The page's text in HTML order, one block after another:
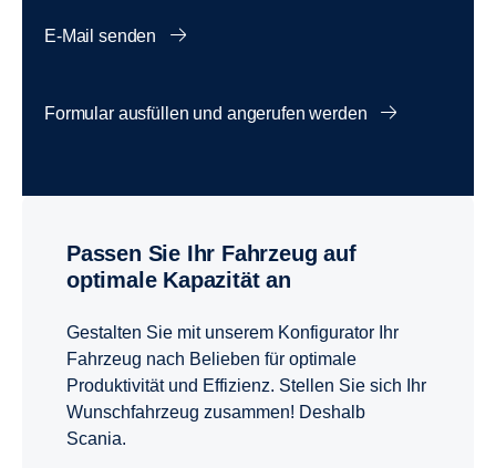
E-Mail senden
Formular ausfüllen und angerufen werden
Passen Sie Ihr Fahrzeug auf
optimale Kapazität an
Gestalten Sie mit unserem Konfigurator Ihr
Fahrzeug nach Belieben für optimale
Produktivität und Effizienz. Stellen Sie sich Ihr
Wunschfahrzeug zusammen! Deshalb
Scania.